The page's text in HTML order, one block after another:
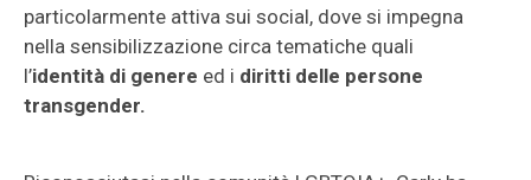
particolarmente attiva sui social, dove si impegna
nella sensibilizzazione circa tematiche quali
l’identità di genere ed i diritti delle persone
transgender.